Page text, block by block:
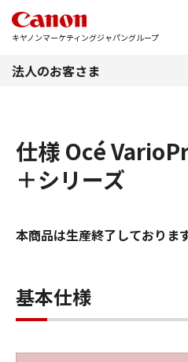
キヤノンマーケティングジャパングループ
法人のお客さま
仕様 Océ
＋シリーズ
本商品は生産終了しておりま
基本仕様